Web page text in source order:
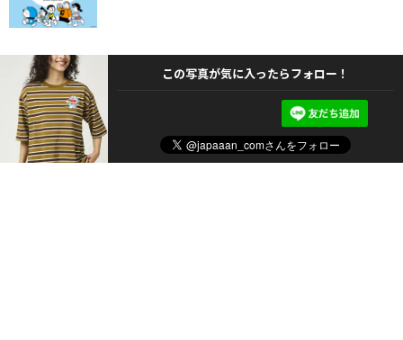
この写真が気に入ったらフォロー！